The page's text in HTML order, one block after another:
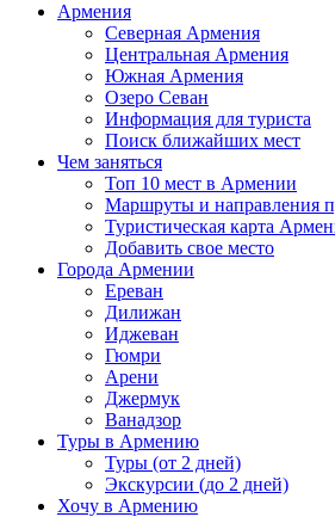
Армения
Северная Армения
Центральная Армения
Южная Армения
Озеро Севан
Информация для туриста
Поиск ближайших мест
Чем заняться
Топ 10 мест в Армении
Маршруты и направления
Туристическая карта
Добавить свое место
Города Армении
Ереван
Дилижан
Иджеван
Гюмри
Арени
Джермук
Ванадзор
Туры в Армению
Туры (от 2 дней)
Экскурсии (до 2 дней)
Хочу в Армению